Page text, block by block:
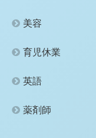
美容
育児休業
英語
薬剤師